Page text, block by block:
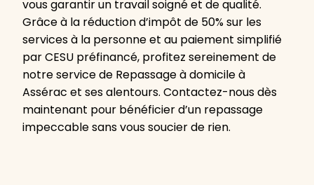
vous garantir un travail soigné et de qualité.
Grâce à la réduction d’impôt de 50% sur les
services à la personne et au paiement simplifié
par CESU préfinancé, profitez sereinement de
notre service de Repassage à domicile à
Assérac et ses alentours. Contactez-nous dès
maintenant pour bénéficier d’un repassage
impeccable sans vous soucier de rien.